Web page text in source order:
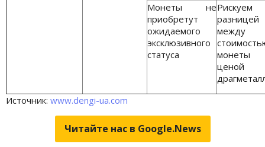
Монеты не
приобретут
ожидаемого
эксклюзивного
статуса
Рискуем
разницей
между
ценой
Источник: www.dengi-ua.com
Читайте нас в Google.News